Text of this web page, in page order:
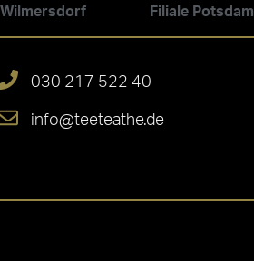
Wilmersdorf Filiale Potsdam
030 217 522 40
info@teeteathe.de